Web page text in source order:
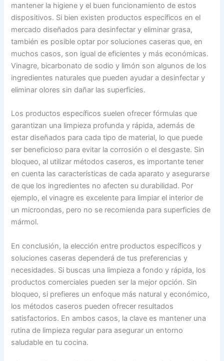
mantener la higiene y el buen funcionamiento de estos
dispositivos. Si bien existen productos específicos en el
mercado diseñados para desinfectar y eliminar grasa,
también es posible optar por soluciones caseras que, en
muchos casos, son igual de eficientes y más económicas.
Vinagre, bicarbonato de sodio y limón son algunos de los
ingredientes naturales que pueden ayudar a desinfectar y
eliminar olores sin dañar las superficies.
Los productos específicos suelen ofrecer fórmulas que
garantizan una limpieza profunda y rápida, además de
estar diseñados para cada tipo de material, lo que puede
ser beneficioso para evitar la corrosión o el desgaste. Sin
bloqueo, al utilizar métodos caseros, es importante tener
en cuenta las características de cada aparato y asegurarse
de que los ingredientes no afecten su durabilidad. Por
ejemplo, el vinagre es excelente para limpiar el interior de
un microondas, pero no se recomienda para superficies de
mármol.
En conclusión, la elección entre productos específicos y
soluciones caseras dependerá de tus preferencias y
necesidades. Si buscas una limpieza a fondo y rápida, los
productos comerciales pueden ser la mejor opción. Sin
bloqueo, si prefieres un enfoque más natural y económico,
los métodos caseros pueden ofrecer resultados
satisfactorios. En ambos casos, la clave es mantener una
rutina de limpieza regular para asegurar un entorno
saludable en tu cocina.